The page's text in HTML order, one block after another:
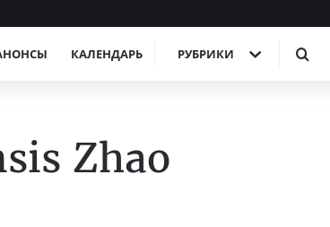
КАЛЕНДАРЬ РУБРИКИ
Zhao